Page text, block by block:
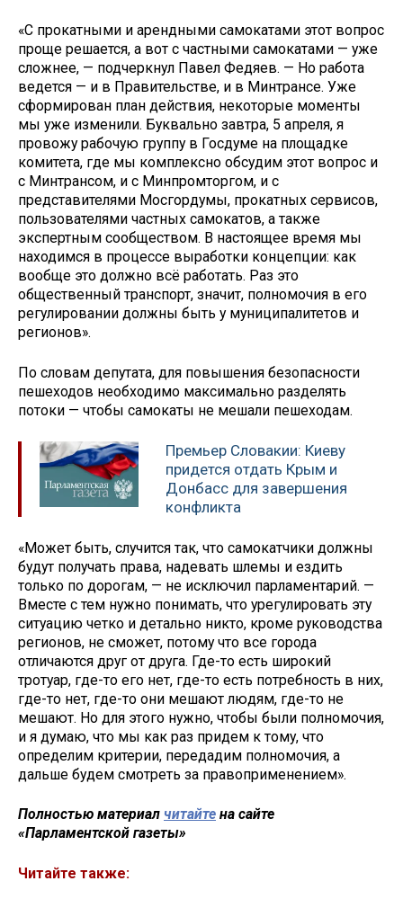
«С прокатными и арендными самокатами этот вопрос
проще решается, а вот с частными самокатами — уже
сложнее, — подчеркнул Павел Федяев. — Но работа
ведется — и в Правительстве, и в Минтрансе. Уже
сформирован план действия, некоторые моменты
мы уже изменили. Буквально завтра, 5 апреля, я
провожу рабочую группу в Госдуме на площадке
комитета, где мы комплексно обсудим этот вопрос и
с Минтрансом, и с Минпромторгом, и с
представителями Мосгордумы, прокатных сервисов,
пользователями частных самокатов, а также
экспертным сообществом. В настоящее время мы
находимся в процессе выработки концепции: как
вообще это должно всё работать. Раз это
общественный транспорт, значит, полномочия в его
регулировании должны быть у муниципалитетов и
регионов».
По словам депутата, для повышения безопасности
пешеходов необходимо максимально разделять
потоки — чтобы самокаты не мешали пешеходам.
Премьер Словакии: Киеву
придется отдать Крым и
Донбасс для завершения
конфликта
«Может быть, случится так, что самокатчики должны
будут получать права, надевать шлемы и ездить
только по дорогам, — не исключил парламентарий. —
Вместе с тем нужно понимать, что урегулировать эту
ситуацию четко и детально никто, кроме руководства
регионов, не сможет, потому что все города
отличаются друг от друга. Где-то есть широкий
тротуар, где-то его нет, где-то есть потребность в них,
где-то нет, где-то они мешают людям, где-то не
мешают. Но для этого нужно, чтобы были полномочия,
и я думаю, что мы как раз придем к тому, что
определим критерии, передадим полномочия, а
дальше будем смотреть за правоприменением».
Полностью материал читайте на сайте
«Парламентской газеты»
Читайте также: